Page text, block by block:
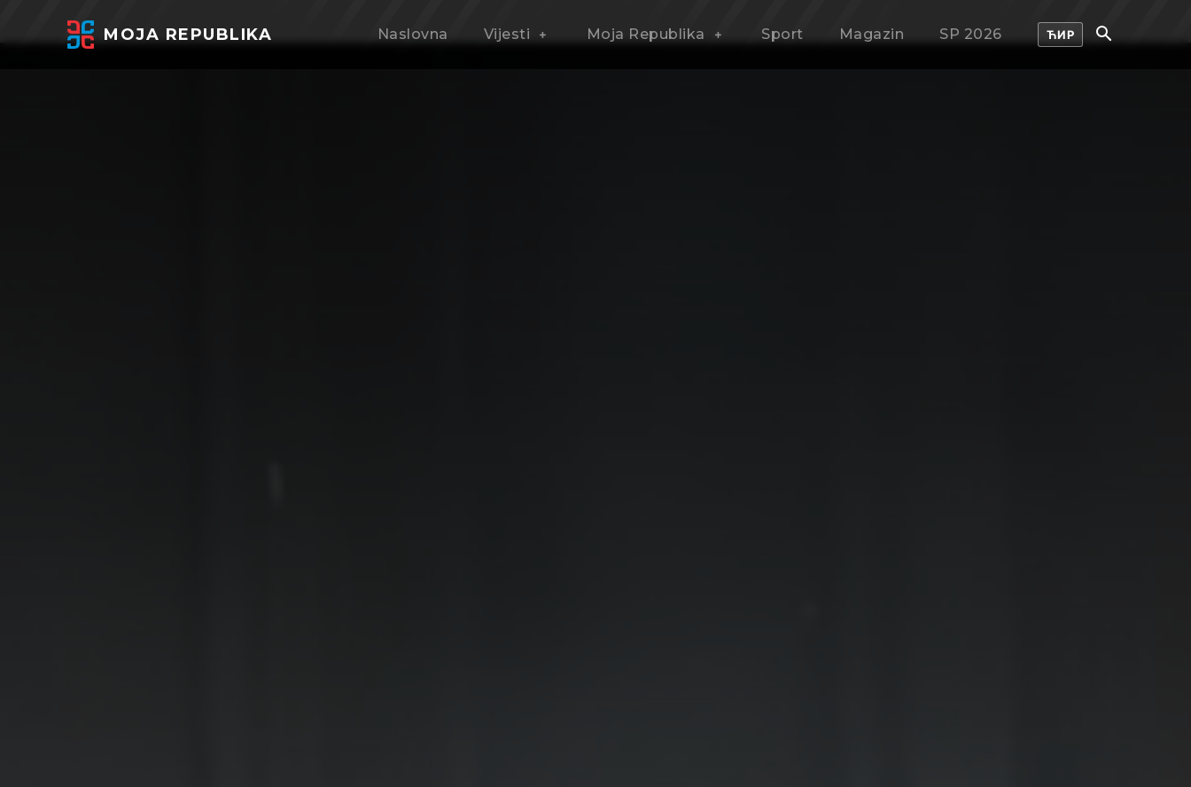
MOJA REPUBLIKA Naslovna Vijesti Moja Republika Sport Magazin SP 2026